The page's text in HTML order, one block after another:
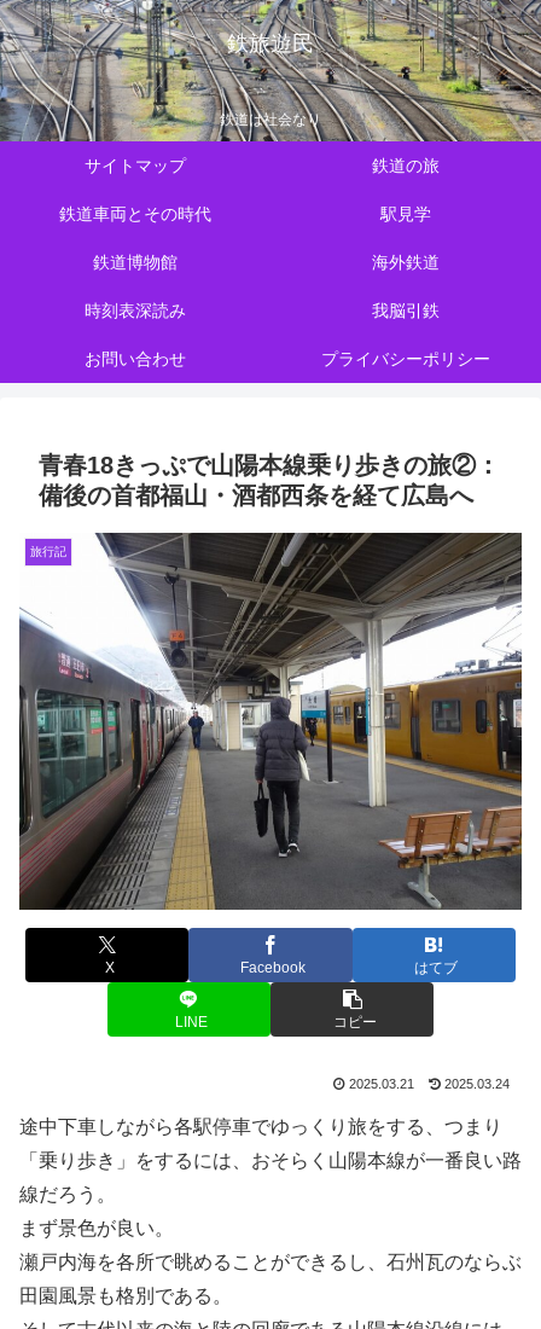
鉄旅遊民
鉄道は社会なり
サイトマップ 鉄道の旅
鉄道車両とその時代 駅見学
鉄道博物館 海外鉄道
時刻表深読み 我脳引鉄
お問い合わせ プライバシーポリシー
青春18きっぷで山陽本線乗り歩きの旅②：
備後の首都福山・酒都西条を経て広島へ
旅行記
X Facebook はてブ
LINE コピー
2025.03.21 2025.03.24
途中下車しながら各駅停車でゆっくり旅をする、つまり
「乗り歩き」をするには、おそらく山陽本線が一番良い路
線だろう。
まず景色が良い。
瀬戸内海を各所で眺めることができるし、石州瓦のならぶ
田園風景も格別である。